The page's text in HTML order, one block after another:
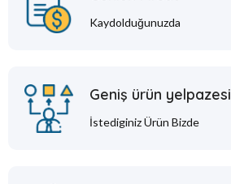
Kaydolduğunuzda
Geniş ürün yelpazesi
İstediginiz Ürün Bizde